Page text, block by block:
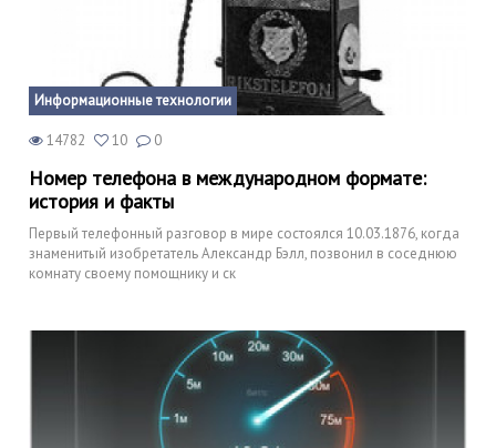
Информационные технологии
14782 10 0
Номер телефона в международном формате:
история и факты
Первый телефонный разговор в мире состоялся 10.03.1876, когда
знаменитый изобретатель Александр Бэлл, позвонил в соседнюю
комнату своему помощнику и ск